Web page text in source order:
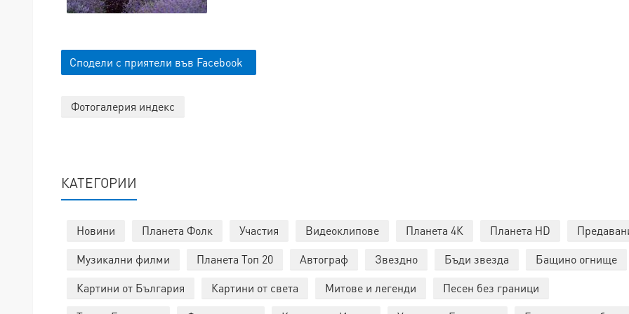
Сподели с приятели във Facebook
Фотогалерия индекс
КАТЕГОРИИ
Новини Планета Фолк Участия Видеоклипове Планета 4К Планета HD
Музикални филми
Планета Топ 20 Автограф Звездно Бъди звезда
Бащино огнище
Картини от България
Картини от света Митове и легенди
Песен без граници